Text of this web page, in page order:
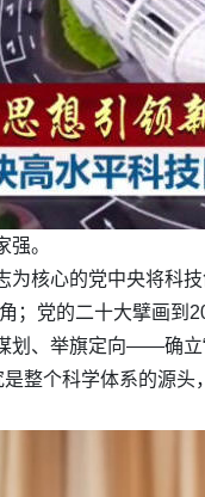
。
为核心的党中央将科
；党的二十大擘画
划、举旗定向——确立
是整个科学体系的源